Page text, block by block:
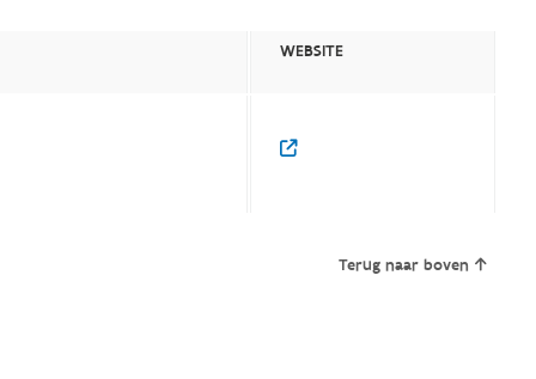
WEBSITE
Terug naar boven